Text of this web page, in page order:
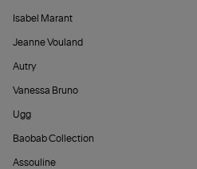
Isabel Marant
Jeanne Vouland
Autry
Vanessa Bruno
Ugg
Baobab Collection
Assouline